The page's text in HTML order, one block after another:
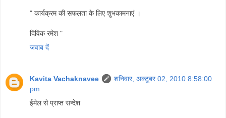
" कार्यक्रम की सफलता के लिए शुभकामनाएं ।
दिविक रमेश "
जवाब दें
Kavita Vachaknavee
शनिवार, अक्टूबर 02, 2010 8:58:00
pm
ईमेल से प्राप्त सन्देश